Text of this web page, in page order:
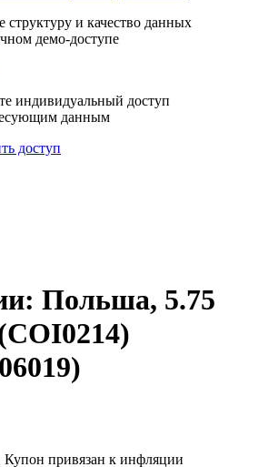
структуру и качество данных
демо-доступе
индивидуальный доступ
данным
доступ
Польша, 5.75
Купон привязан к инфляции